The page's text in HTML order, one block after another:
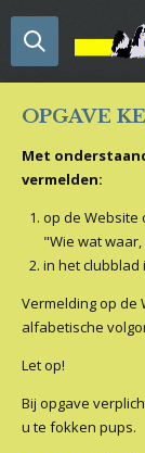
Ga
direct
naar
hoofdinhoud
OPGAVE
Met
vermelden:
op de Website
"Wie wat
in het clubblad
Vermelding op de
alfabetische
Let op!
Bij opgave
u te fokken pups.